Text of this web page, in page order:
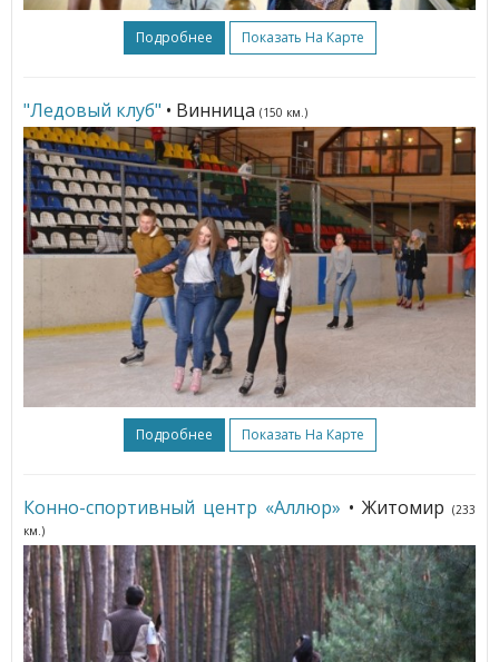
Подробнее Показать На Карте
"Ледовый клуб" • Винница (150 км.)
Подробнее Показать На Карте
Конно-спортивный центр «Аллюр» • Житомир (233
км.)